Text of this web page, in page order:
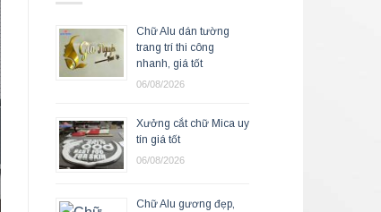
Chữ Alu dán tường
trang trí thi công
nhanh, giá tốt
06/08/2026
Xưởng cắt chữ Mica uy
tín giá tốt
06/08/2026
Chữ Alu gương đẹp,